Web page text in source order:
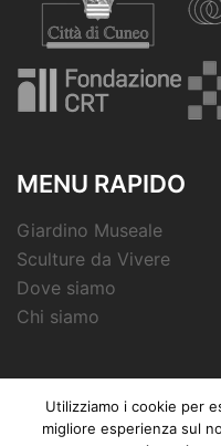
MENU RAPIDO
Giardino Museale
Sculture da Vivere
Dove siamo
Chi siamo
Utilizziamo i cookie per
migliore esperienza sul